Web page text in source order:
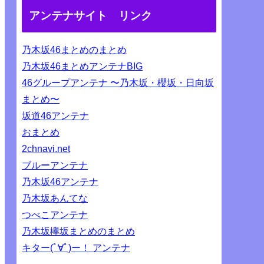
アンテナサイト リンク
乃木坂46まとめのまとめ
乃木坂46まとめアンテナBIG
46グループアンテナ 〜乃木坂・櫻坂・日向坂
まとめ〜
坂道46アンテナ
おまとめ
2chnavi.net
ブルーアンテナ
乃木坂46アンテナ
乃木坂あんてな
つべこアンテナ
乃木坂欅坂まとめのまとめ
キター(ﾟ∀ﾟ)ー！ アンテナ